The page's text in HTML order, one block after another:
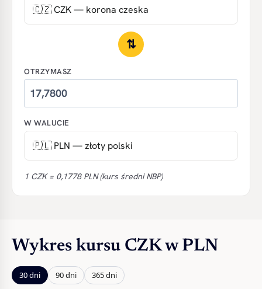
⇅
OTRZYMASZ
W WALUCIE
1 CZK = 0,1778 PLN (kurs średni NBP)
Wykres kursu CZK w PLN
30 dni 90 dni 365 dni